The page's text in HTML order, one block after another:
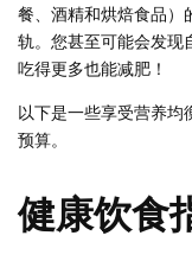
餐、酒精和烘焙食品）
轨。您甚至可能会发现
吃得更多也能减肥！
以下是一些享受营养均
预算。
健康饮食